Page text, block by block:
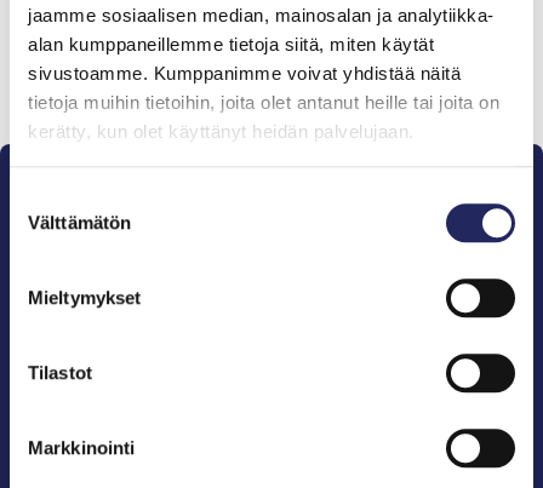
jaamme sosiaalisen median, mainosalan ja analytiikka-
alan kumppaneillemme tietoja siitä, miten käytät
sivustoamme. Kumppanimme voivat yhdistää näitä
tietoja muihin tietoihin, joita olet antanut heille tai joita on
kerätty, kun olet käyttänyt heidän palvelujaan.
valinta
Välttämätön
Mieltymykset
Tilastot
Markkinointi
Lahjoita ja liity tähän tiimiin
Pelastamme Itämeren ja sen perinnön tuleville
John Nurmisen Säätiö on Itämeren suojelija, meren